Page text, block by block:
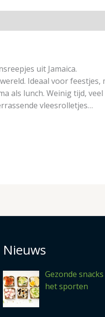
uit Jamaica.
Ideaal voor
als lunch. Weinig tijd,
vleesrolletjes…
Nieuws
Gezonde
het sporten